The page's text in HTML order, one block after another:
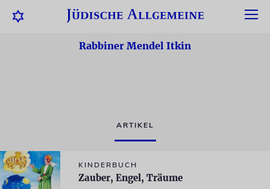
Rabbiner Mendel Itkin
ARTIKEL
KINDERBUCH
Zauber, Engel, Träume